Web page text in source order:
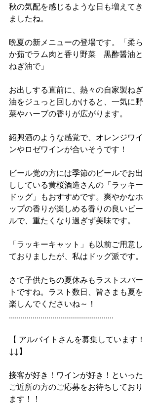
秋の気配を感じるような日も増えてき
ましたね。
晩夏の新メニューの登場です。「柔ら
か茹でラム肉と香り野菜　黒酢醤油と
ねぎ油で」
お出しする直前に、熱々の自家製ねぎ
油をジュっと回しかけると、一気に野
菜やハーブの香りが広がります。
紹興酒のような感覚で、オレンジワイ
ンやロゼワインが合いそうです！
ビール党の方には季節のビールでお出
ししている黄桜酒造さんの「ラッキー
ドッグ」もおすすめです。爽やかなホ
ップの香りが楽しめる香りの良いビー
ルで、重たくなり過ぎず美味です。
「ラッキーキャット」も以前ご用意し
ておりましたが、私はドッグ派です。
さて子供たちの夏休みもラストスパー
トですね。ラスト数日、皆さまも夏を
楽しんでくださいね～！
.....................................................
【 アルバイトさんを募集しています！
↓↓】
接客が好き！ワインが好き！といった
ご近所の方のご応募をお待ちしており
ます！！